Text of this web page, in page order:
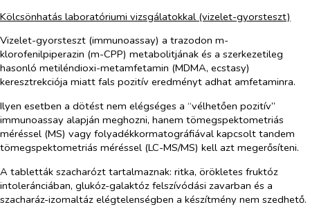
Kölcsönhatás laboratóriumi vizsgálatokkal (vizelet-gyorsteszt)
Vizelet-gyorsteszt (immunoassay) a trazodon m-
klorofenilpiperazin (m-CPP) metabolitjának és a szerkezetileg
hasonló metiléndioxi-metamfetamin (MDMA, ecstasy)
keresztrekciója miatt fals pozitív eredményt adhat amfetaminra.
Ilyen esetben a dötést nem elégséges a “vélhetően pozitív”
immunoassay alapján meghozni, hanem tömegspektometriás
méréssel (MS) vagy folyadékkormatográfiával kapcsolt tandem
tömegspektometriás méréssel (LC-MS/MS) kell azt megerősíteni.
A tabletták szacharózt tartalmaznak: ritka, örökletes fruktóz
intoleránciában, glukóz-galaktóz felszívódási zavarban és a
szacharáz-izomaltáz elégtelenségben a készítmény nem szedhető.